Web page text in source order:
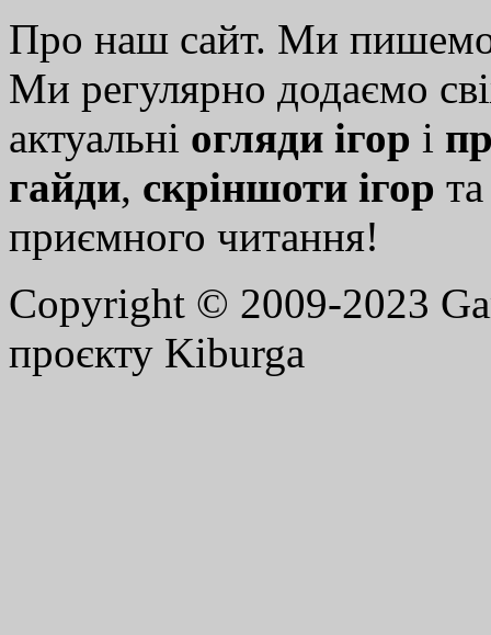
Про наш сайт. Ми
Ми регулярно додаємо
актуальні огляди ігор і
гайди, скріншоти ігор
приємного читання!
Copyright © 2009-2023
проєкту Kiburga